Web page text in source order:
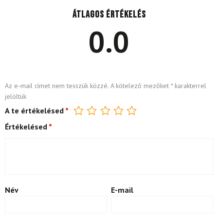
Átlagos értékelés
0.0
Az e-mail címet nem tesszük közzé. A kötelező mezőket *karakterrel
jelöltük
A te értékelésed *
Értékelésed *
Név E-mail